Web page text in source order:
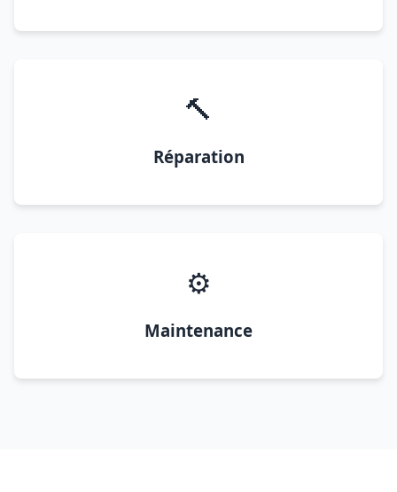
🔨
Réparation
⚙️
Maintenance